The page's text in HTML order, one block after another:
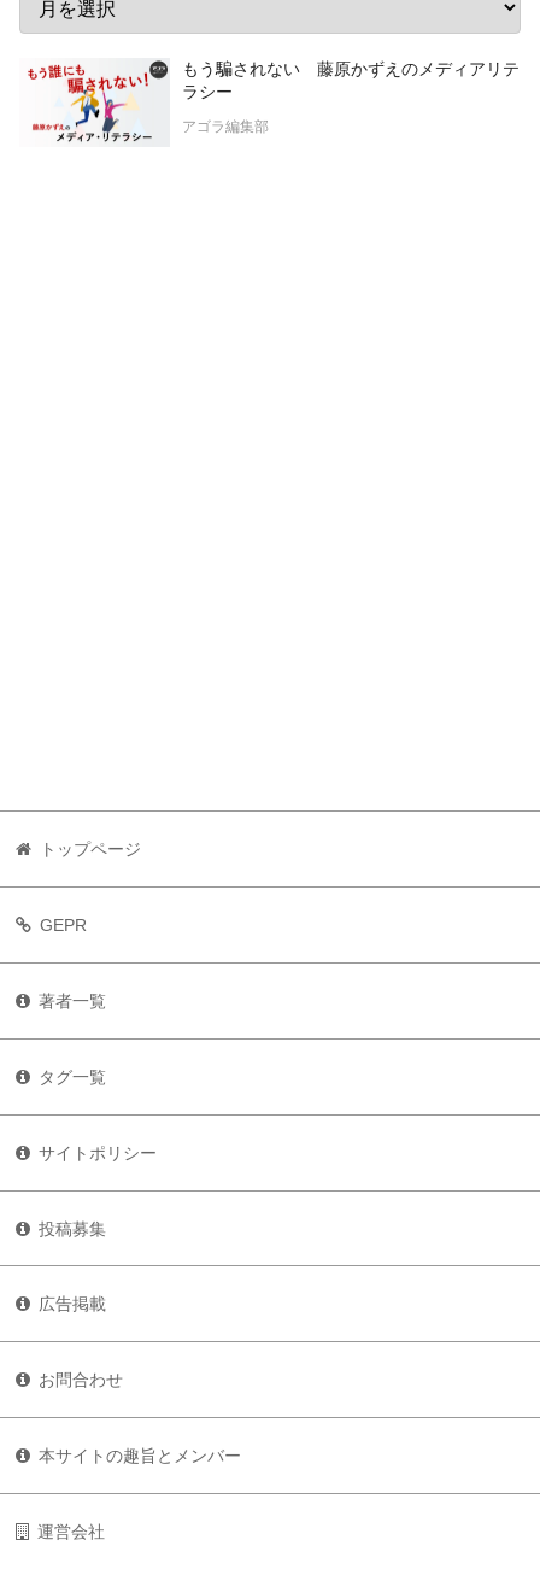
もう騙されない 藤原かずえのメディアリテ
ラシー
アゴラ編集部
トップページ
GEPR
著者一覧
タグ一覧
サイトポリシー
投稿募集
広告掲載
お問合わせ
本サイトの趣旨とメンバー
運営会社